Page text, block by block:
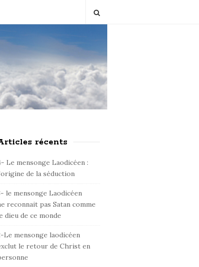
récents
Le mensonge Laodicéen :
de la séduction
le mensonge Laodicéen
reconnait pas Satan comme
dieu de ce monde
Le mensonge laodicéen
le retour de Christ en